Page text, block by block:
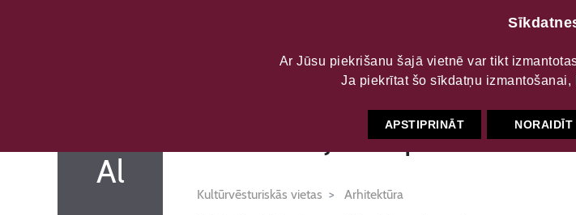
DATU PORTĀLS
Al
Alūksnes jaunā pils
Kultūrvēsturiskās vietas
Arhitektūra
Ar Jūsu piekrišanu šajā vietnē var tikt
Ja piekrītat šo sīkdatņu
APSTIPRINĀT NORAIDĪT